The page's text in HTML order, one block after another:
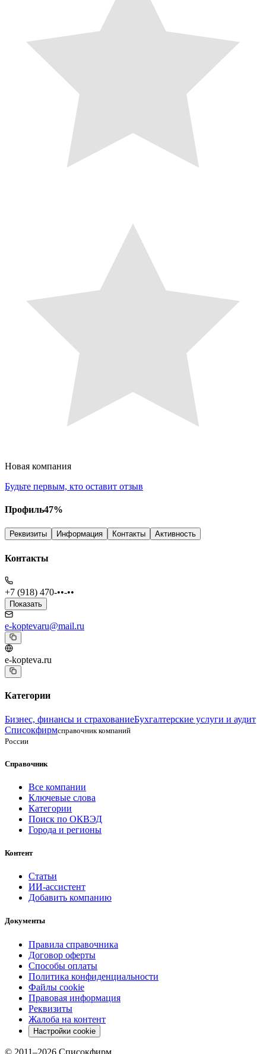
Новая компания
Будьте первым, кто оставит отзыв
Профиль47%
Реквизиты Информация Контакты Активность
Контакты
+7 (918) 470-••-••
Показать
e-koptevaru@mail.ru
e-kopteva.ru
Категории
Бизнес, финансы и страхованиеБухгалтерские услуги и аудит
Списокфирмсправочник компаний
России
Справочник
Все компании
Ключевые слова
Категории
Поиск по ОКВЭД
Города и регионы
Контент
Статьи
ИИ-ассистент
Добавить компанию
Документы
Правила справочника
Договор оферты
Способы оплаты
Политика конфиденциальности
Файлы cookie
Правовая информация
Реквизиты
Жалоба на контент
Настройки cookie
© 2011–2026 Списокфирм